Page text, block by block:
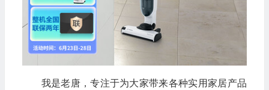
我是老唐，专注于为大家带来各种实用家居产品
🧧